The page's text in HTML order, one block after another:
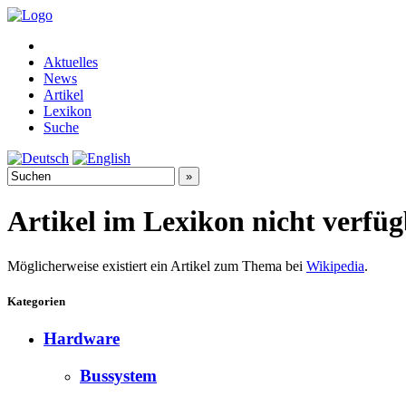
Aktuelles
News
Artikel
Lexikon
Suche
Artikel im Lexikon nicht
Möglicherweise existiert ein Artikel zum Thema bei Wikipedia.
Kategorien
Hardware
Bussystem